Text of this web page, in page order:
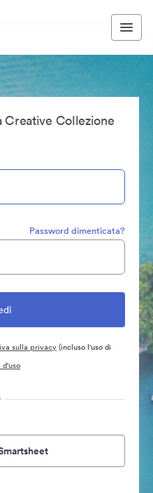
Collezione
Password dimenticata?
sulla privacy(incluso l'uso di
d'uso